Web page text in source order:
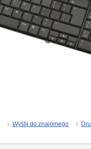
Wyślij do znajomego